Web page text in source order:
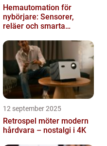
Hemautomation för
nybörjare: Sensorer,
reläer och smarta
12 september 2025
Retrospel möter modern
hårdvara – nostalgi i 4K